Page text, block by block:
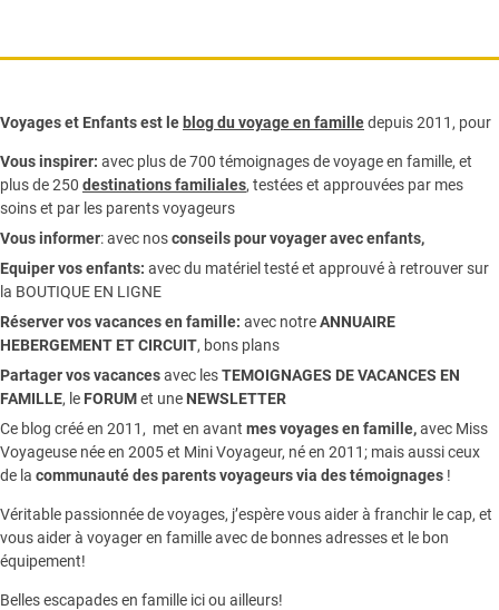
Voyages et Enfants est le blog du voyage en familledepuis 2011, pour
Vous inspirer: avec plus de 700 témoignages devoyage en famille, et
plus de 250 destinations familiales, testées et approuvées par mes
soins et par les parents voyageurs
Vous informer:avec nosconseils pour voyager avec enfants,
Equiper vos enfants: avec du matériel testé et approuvé à retrouver sur
la BOUTIQUE EN LIGNE
Réserver vos vacances en famille: avec notreANNUAIRE
HEBERGEMENT ET CIRCUIT, bons plans
Partager vos vacancesavec lesTEMOIGNAGES DE VACANCES EN
FAMILLE, le FORUMet une NEWSLETTER
Ce blog créé en 2011, met en avant mes voyages en famille,avec Miss
Voyageuse née en 2005 et Mini Voyageur, né en 2011; mais aussi ceux
de la communauté des parents voyageurs via des témoignages !
Véritable passionnée de voyages, j’espère vous aider à franchir le cap, et
vous aider à voyager en famille avec de bonnes adresses et le bon
équipement!
Belles escapades en famille ici ou ailleurs!